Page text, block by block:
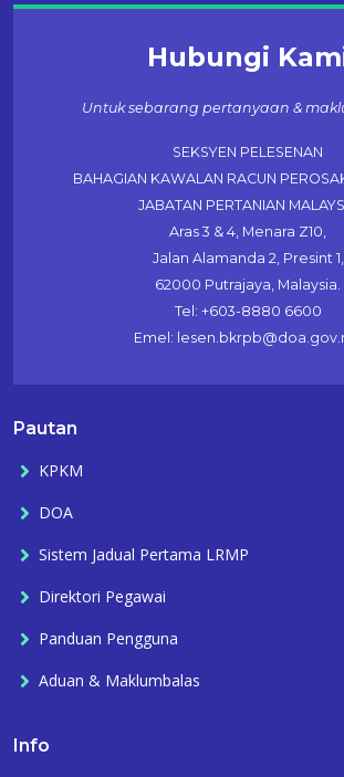
Hubungi
Untuk sebarang pertanyaan &
SEKSYEN PELESENAN
BAHAGIAN KAWALAN RACUN
JABATAN PERTANIAN
Aras 3 & 4, Menara Z10,
Jalan Alamanda 2, Presint 1,
62000 Putrajaya, Malaysia.
Tel: +603-8880 6600
Emel:
Pautan
KPKM
DOA
Sistem Jadual Pertama LRMP
Direktori Pegawai
Panduan Pengguna
Aduan & Maklumbalas
Info